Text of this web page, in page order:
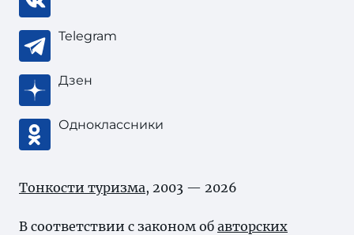
Telegram
Дзен
Одноклассники
Тонкости туризма, 2003 — 2026
В соответствии с законом об авторских